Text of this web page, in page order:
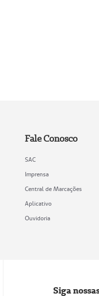
Fale Conosco
SAC
Imprensa
Central de Marcações
Aplicativo
Ouvidoria
Siga